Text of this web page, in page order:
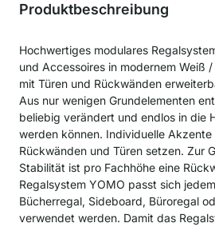
Produktbeschreibung
Hochwertiges modulares
und Accessoires in modernem Weiß
mit Türen und Rückwänden
Aus nur wenigen Grundelementen
beliebig verändert und endlos in die
werden können. Individuelle
Rückwänden und Türen setzen. Zur
Stabilität ist pro Fachhöhe eine
Regalsystem YOMO passt sich
Bücherregal, Sideboard, Büroregal
verwendet werden. Damit das